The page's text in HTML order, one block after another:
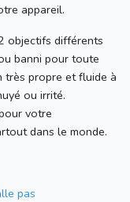
appareil.
objectifs différents
banni pour toute
très propre et fluide à
ou irrité.
votre
dans le monde.
pas